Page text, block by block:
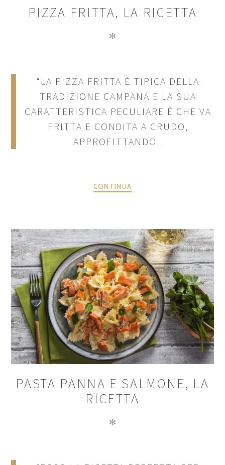
PIZZA FRITTA, LA RICETTA
✻
“LA PIZZA FRITTA È TIPICA DELLA
TRADIZIONE CAMPANA E LA SUA
CARATTERISTICA PECULIARE È CHE VA
FRITTA E CONDITA A CRUDO,
APPROFITTANDO..
CONTINUA
PASTA PANNA E SALMONE, LA
RICETTA
✻